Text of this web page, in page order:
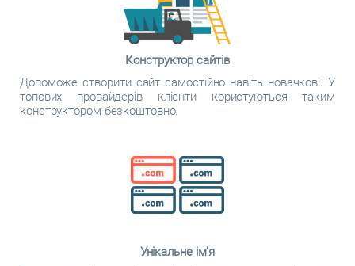
Конструктор сайтів
Допоможе створити сайт самостійно навіть новачкові. У
топових провайдерів клієнти користуються таким
конструктором безкоштовно.
Унікальне ім'я